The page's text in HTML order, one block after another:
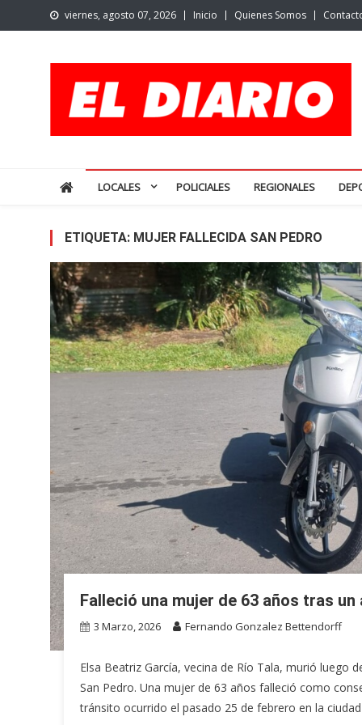
to
viernes, agosto 07, 2026 Inicio Quienes Somos
LOCALES POLICIALES REGIONALES
ETIQUETA: MUJER FALLECIDA SAN PEDRO
Falleció una mujer de 63 años tras
3 Marzo, 2026 Fernando Gonzalez Bettendorff
Elsa Beatriz García, vecina de Río Tala, murió luego
San Pedro. Una mujer de 63 años falleció como
tránsito ocurrido el pasado 25 de febrero en la